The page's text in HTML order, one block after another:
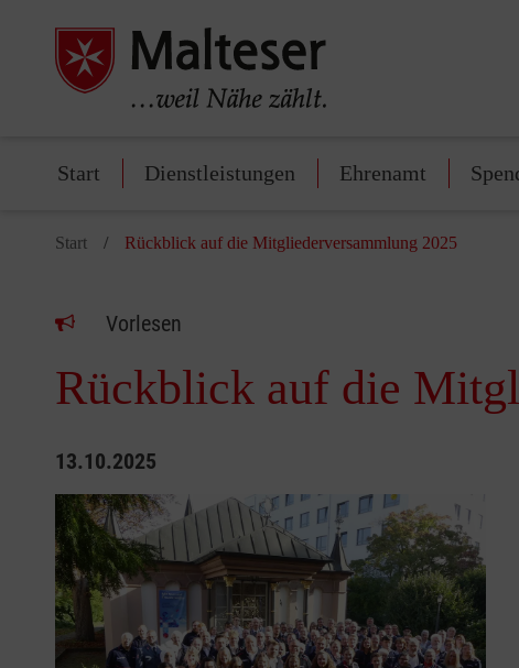
Start Dienstleistungen Ehrenamt
Start Rückblick auf die Mitgliederversammlung 2025
Vorlesen
Rückblick auf die
13.10.2025